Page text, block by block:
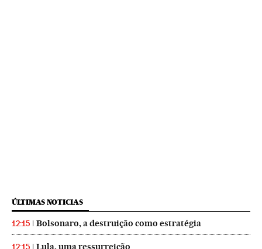
ÚLTIMAS NOTICIAS
12:15 Bolsonaro, a destruição como estratégia
12:15 Lula, uma ressurreição